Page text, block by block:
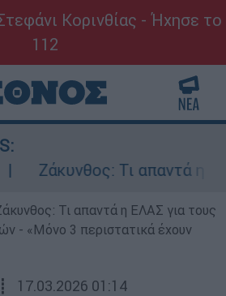
Κορινθίας - Ήχησε το
112
Ζάκυνθος: Τι απαντά η ΕΛΑΣ
Τι απαντά η ΕΛΑΣ για τους
- «Μόνο 3 περιστατικά έχουν
17.03.2026 01:14